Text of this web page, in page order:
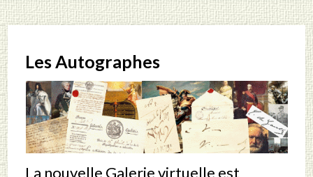
Les Autographes
La nouvelle Galerie virtuelle est